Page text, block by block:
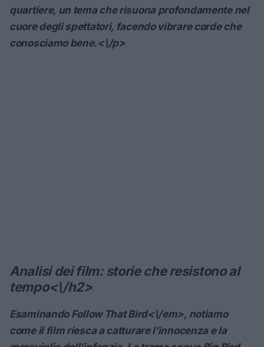
quartiere, un tema che risuona profondamente nel
cuore degli spettatori, facendo vibrare corde che
conosciamo bene.<\/p>
Analisi dei film: storie che resistono al
tempo<\/h2>
Esaminando Follow That Bird<\/em>, notiamo
come il film riesca a catturare l’innocenza e la